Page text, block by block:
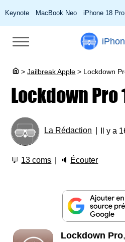
Keynote MacBook Neo iPhone 18 Pro
> Jailbreak Apple > Lockdown
Lockdown Pro
La Rédaction Il y a
💬 13 coms 🔈 Écouter
Lockdown Pro